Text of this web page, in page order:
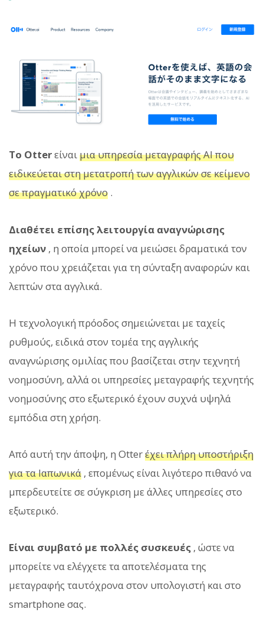
Το Otterείναιμια υπηρεσία μεταγραφής AI που
ειδικεύεται στη μετατροπή των αγγλικών σε κείμενο
σε πραγματικό χρόνο .
Διαθέτει επίσης λειτουργία αναγνώρισης
ηχείων , η οποία μπορεί να μειώσει δραματικά τον
χρόνο που χρειάζεται για τη σύνταξη αναφορών και
λεπτών στα αγγλικά.
Η τεχνολογική πρόοδος σημειώνεται με ταχείς
ρυθμούς, ειδικά στον τομέα της αγγλικής
αναγνώρισης ομιλίας που βασίζεται στην τεχνητή
νοημοσύνη, αλλά οι υπηρεσίες μεταγραφής τεχνητής
νοημοσύνης στο εξωτερικό έχουν συχνά υψηλά
εμπόδια στη χρήση.
Από αυτή την άποψη, η Otterέχει πλήρη υποστήριξη
για τα Ιαπωνικά , επομένως είναι λιγότερο πιθανό να
μπερδευτείτε σε σύγκριση με άλλες υπηρεσίες στο
εξωτερικό.
Είναι συμβατό με πολλές συσκευές , ώστε να
μπορείτε να ελέγχετε τα αποτελέσματα της
μεταγραφής ταυτόχρονα στον υπολογιστή και στο
smartphone σας.